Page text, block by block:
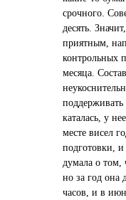
срочного.
десять.
приятным,
контрольных
месяца.
каталась, у
месте висел
подготовки,
думала о том,
но за год она
часов, и в